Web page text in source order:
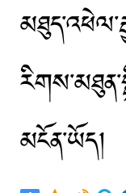
མངོན་ཡོད།